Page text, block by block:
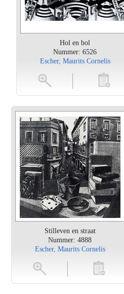
Hol en bol
Nummer: 6526
Escher, Maurits Cornelis
toevoegen
Stilleven en straat
Nummer: 4888
Escher, Maurits Cornelis
toevoegen